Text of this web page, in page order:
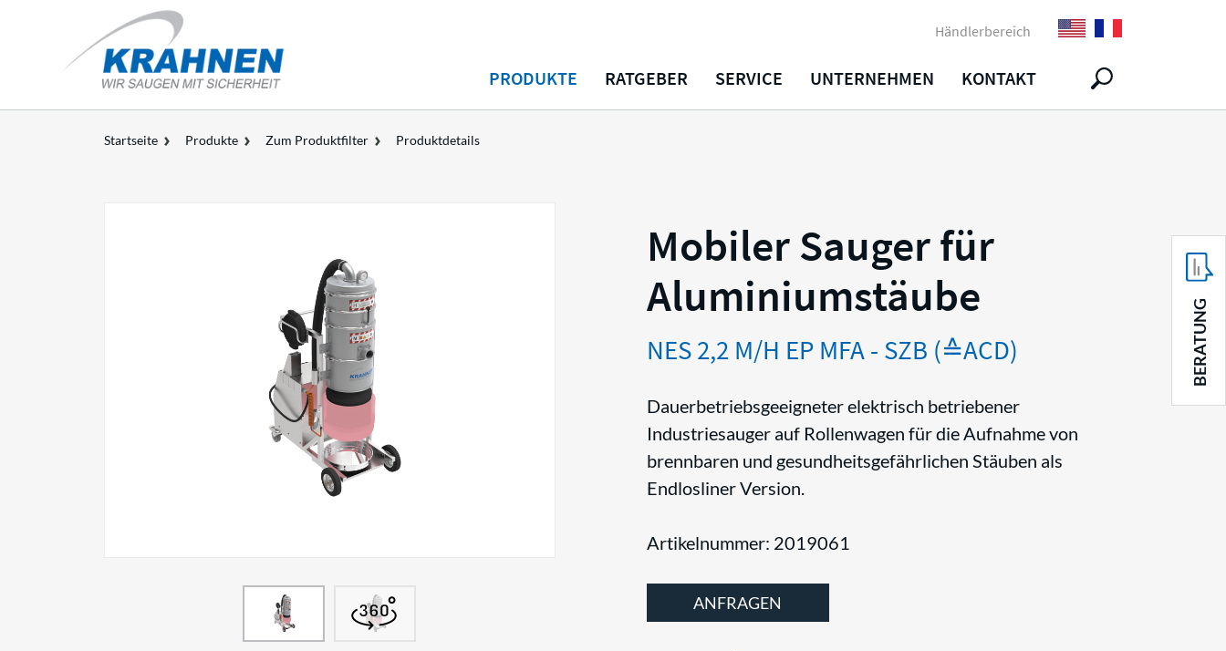
Händlerbereich
PRODUKTE RATGEBER SERVICE UNTERNEHMEN KONTAKT
BERATUNG
Startseite Produkte Zum Produktfilter Produktdetails
Mobiler Sauger für
Aluminiumstäube
NES 2,2 M/H EP MFA - SZB (≙ACD)
Dauerbetriebsgeeigneter elektrisch betriebener
Industriesauger auf Rollenwagen für die Aufnahme von
brennbaren und gesundheitsgefährlichen Stäuben als
Endlosliner Version.
Artikelnummer: 2019061
ANFRAGEN